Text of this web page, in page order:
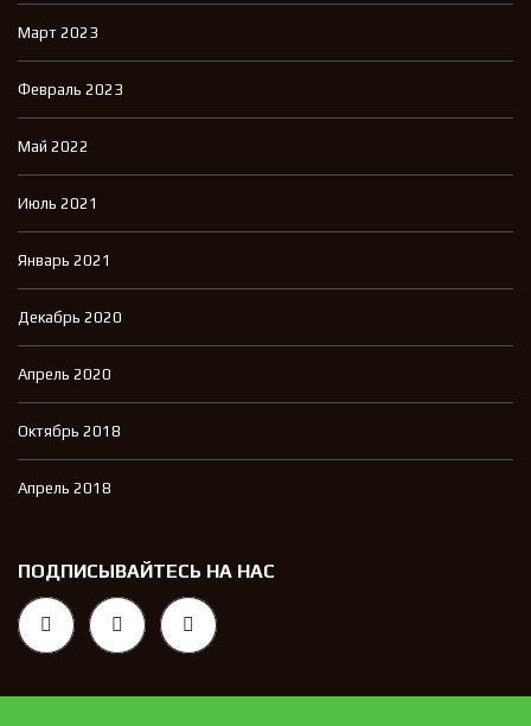
Март 2023
Февраль 2023
Май 2022
Июль 2021
Январь 2021
Декабрь 2020
Апрель 2020
Октябрь 2018
Апрель 2018
ПОДПИСЫВАЙТЕСЬ НА НАС